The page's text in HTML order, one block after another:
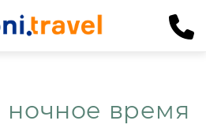
ночное время